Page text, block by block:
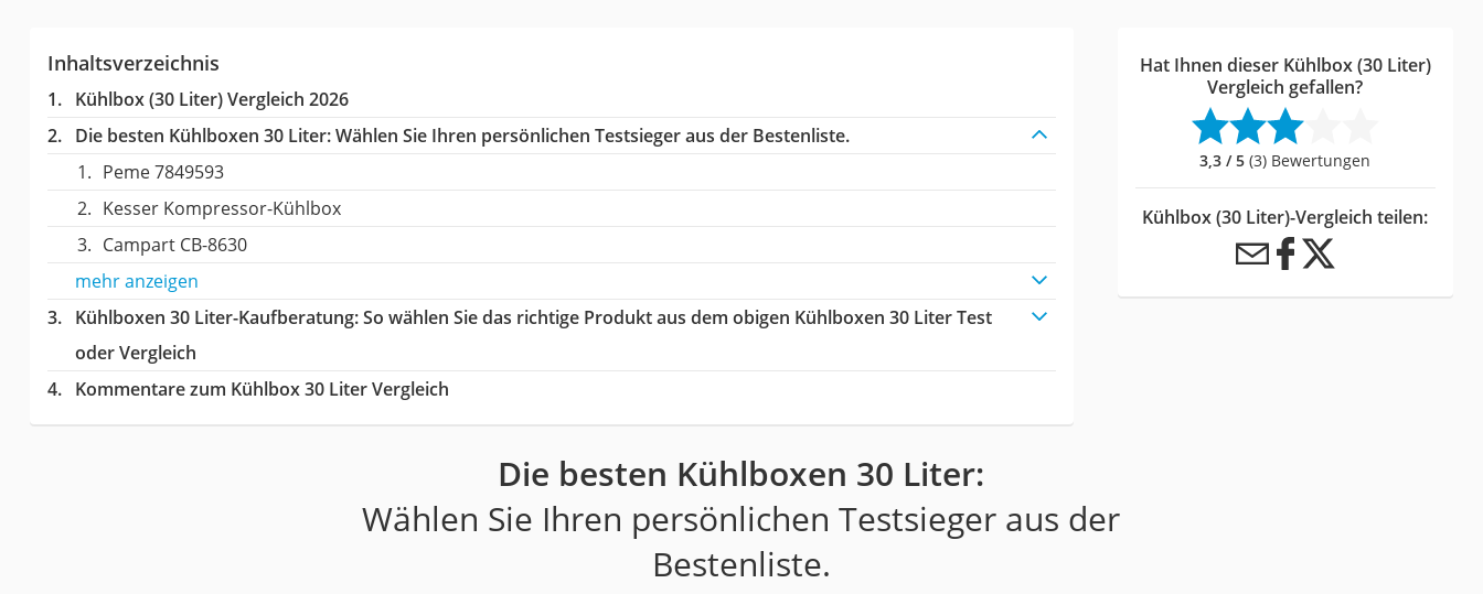
Inhaltsverzeichnis
Kühlbox (30 Liter) Vergleich 2026
Die besten Kühlboxen 30 Liter:Wählen Sie Ihren persönlichen Testsieger aus der Bestenliste.
Peme 7849593
Kesser Kompressor-Kühlbox
Campart CB-8630
mehr anzeigen
Kühlboxen 30 Liter-Kaufberatung: So wählen Sie das richtige Produkt aus dem obigen Kühlboxen 30 Liter Test
oder Vergleich
Kommentare zum Kühlbox 30 Liter Vergleich
Hat Ihnen dieser Kühlbox (30 Liter)
Vergleich gefallen?
3,3 / 5 (3) Bewertungen
Kühlbox (30 Liter)-Vergleich teilen:
Die besten Kühlboxen 30 Liter:
Wählen Sie Ihren persönlichen Testsieger aus der
Bestenliste.